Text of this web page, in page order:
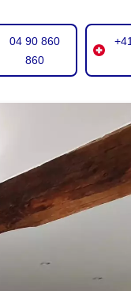
04 90 860
860